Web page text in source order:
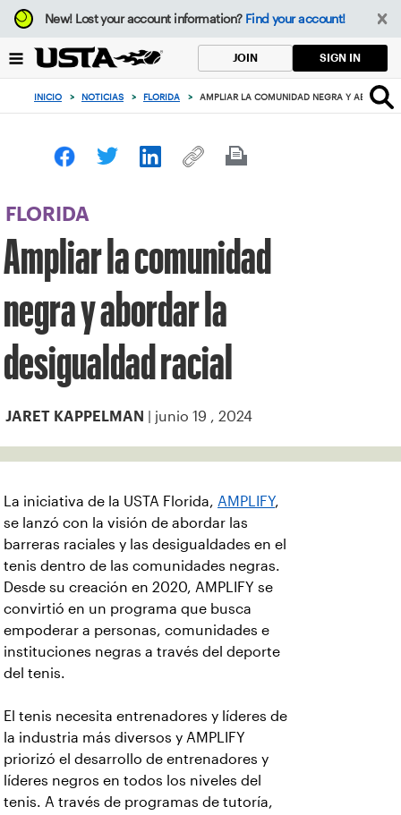
Enfoque
desde
botón
volver
principio
New!Lost your account information? Find your account!
JOIN SIGN IN
INICIO > NOTICIAS > FLORIDA > AMPLIAR LA COMUNIDAD NEGRA Y ABORDAR
FLORIDA
Ampliar la comunidad
negra y abordar la
desigualdad racial
JARET KAPPELMAN | junio 19 , 2024
La iniciativa de la USTA Florida, AMPLIFY,
se lanzó con la visión de abordar las
barreras raciales y las desigualdades en el
tenis dentro de las comunidades negras.
Desde su creación en 2020, AMPLIFY se
convirtió en un programa que busca
empoderar a personas, comunidades e
instituciones negras a través del deporte
del tenis.
El tenis necesita entrenadores y líderes de
la industria más diversos y AMPLIFY
priorizó el desarrollo de entrenadores y
líderes negros en todos los niveles del
tenis. A través de programas de tutoría,